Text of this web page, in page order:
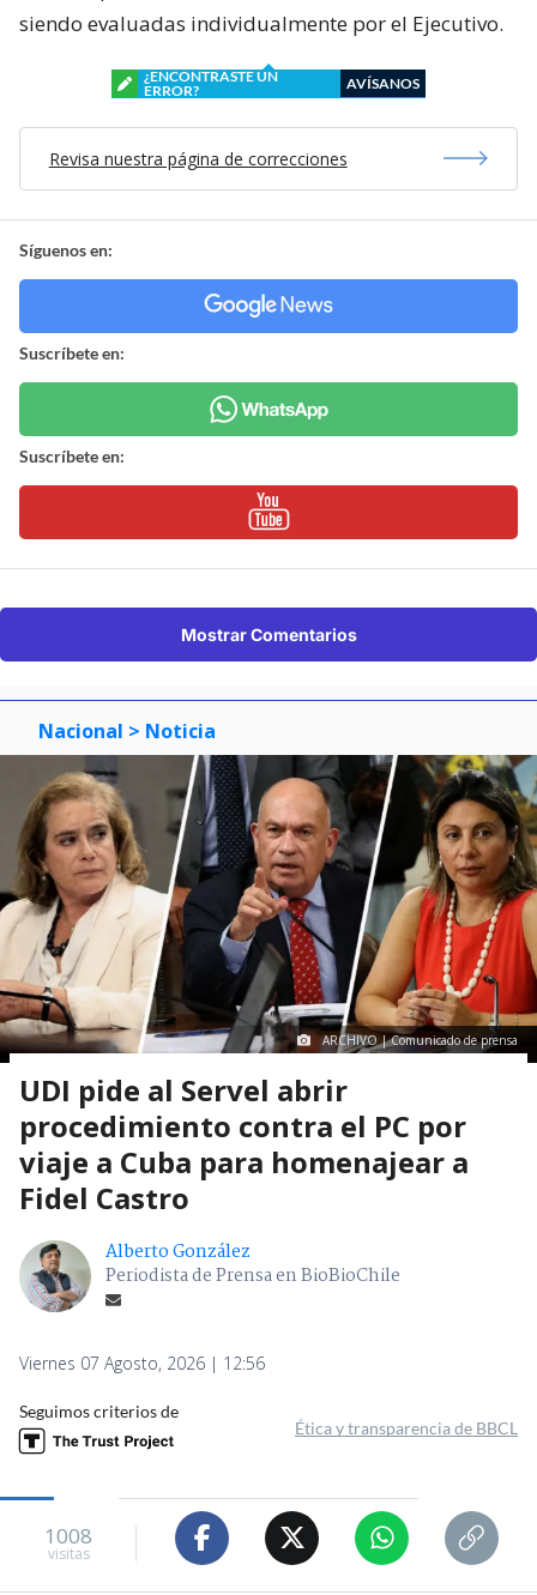
siendo evaluadas individualmente por el Ejecutivo.
¿ENCONTRASTE UN
ERROR?
AVÍSANOS
Revisa nuestra página de correcciones
Síguenos en:
Suscríbete en:
Suscríbete en:
Mostrar Comentarios
Nacional > Noticia
ARCHIVO | Comunicado de prensa
UDI pide al Servel abrir
procedimiento contra el PC por
viaje a Cuba para homenajear a
Fidel Castro
Alberto González
Periodista de Prensa en BioBioChile
Viernes 07 Agosto, 2026 | 12:56
Seguimos criterios de
Ética y transparencia de BBCL
1008
visitas